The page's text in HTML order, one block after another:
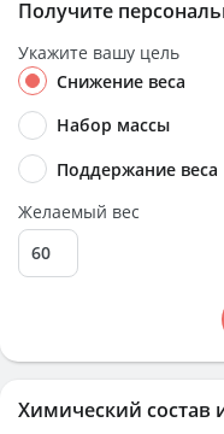
Химический состав
Получите
Укажите вашу цель
Снижение веса
Набор массы
Поддержание веса
Желаемый вес